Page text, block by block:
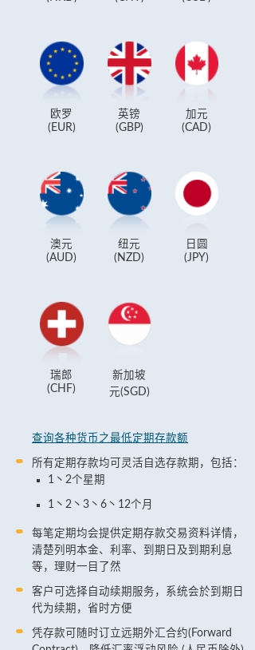
欧罗
(EUR)
英镑
(GBP)
加元
(CAD)
澳元
(AUD)
纽元
(NZD)
日圆
(JPY)
瑞郎
(CHF)
新加坡
元(SGD)
查询各种货币之最低定期存款额
所有定期存款均可灵活自选存款期，包括：
1丶2个星期
1丶2丶3丶6丶12个月
每笔定期均会提供定期存款交易资料详情，
清楚列明本金、利率、到期日及到期利息
等，理财一目了然
客户可选择自动续期服务，系统会於到期日
代为续期，省时方便
凭存款可随时订立远期外汇合约(Forward